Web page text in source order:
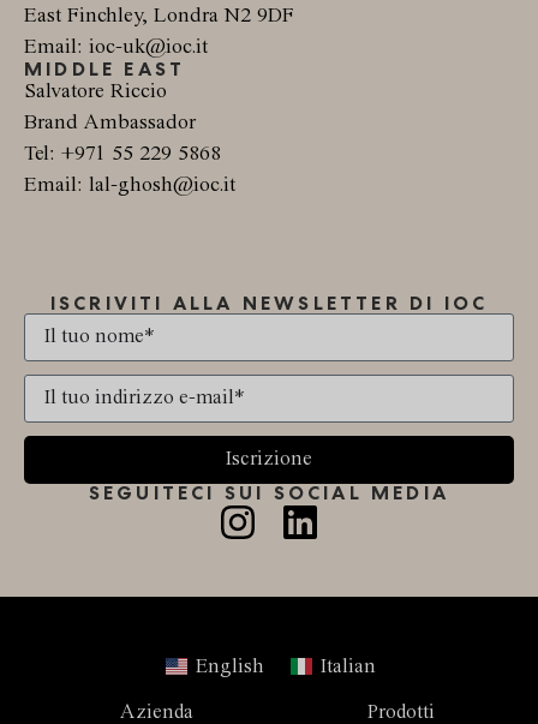
East Finchley, Londra N2 9DF
Email: ioc-uk@ioc.it
MIDDLE EAST
Salvatore Riccio
Brand Ambassador
Tel: +971 55 229 5868
Email: lal-ghosh@ioc.it
ISCRIVITI ALLA NEWSLETTER DI IOC
Iscrizione
SEGUITECI SUI SOCIAL MEDIA
English Italian
Azienda Prodotti